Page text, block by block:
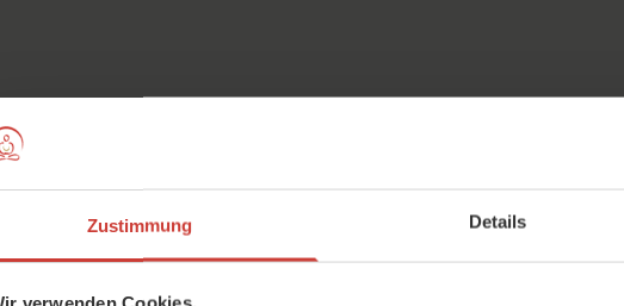
Zustimmung Details
- Dein Online-Yogastudio für zuhause
das wirklich in Dein Leben passt